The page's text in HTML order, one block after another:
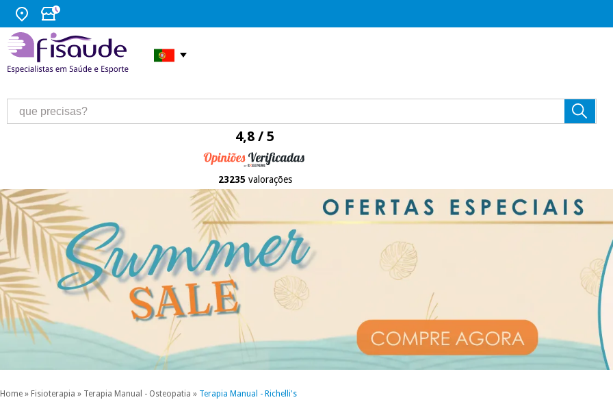
4,8 / 5
23235 valorações
Home » Fisioterapia » Terapia Manual - Osteopatia » Terapia Manual - Richelli's